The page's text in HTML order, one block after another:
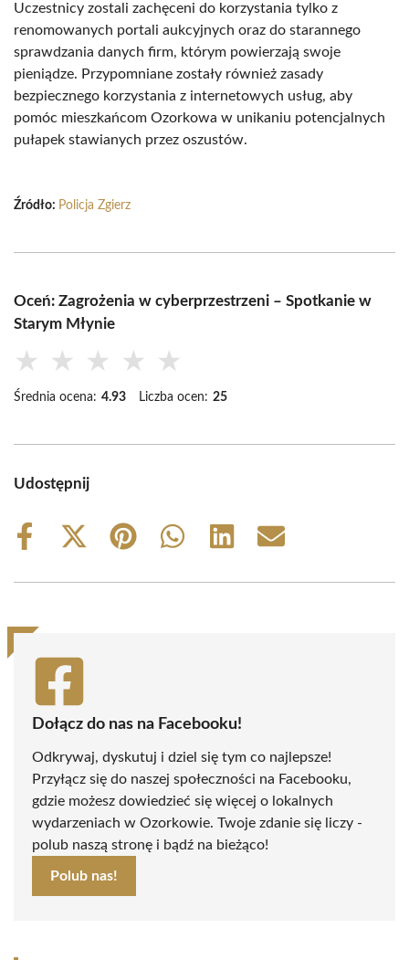
Uczestnicy zostali zachęceni do korzystania tylko z
renomowanych portali aukcyjnych oraz do starannego
sprawdzania danych firm, którym powierzają swoje
pieniądze. Przypomniane zostały również zasady
bezpiecznego korzystania z internetowych usług, aby
pomóc mieszkańcom Ozorkowa w unikaniu potencjalnych
pułapek stawianych przez oszustów.
Źródło: Policja Zgierz
Oceń: Zagrożenia w cyberprzestrzeni – Spotkanie w
Starym Młynie
★ ★ ★ ★ ★
Średnia ocena: 4.93 Liczba ocen: 25
Udostępnij
Share
Share
(Twitter)
Share
Share
Share
Share
Dołącz do nas na Facebooku!
Odkrywaj, dyskutuj i dziel się tym co najlepsze!
Przyłącz się do naszej społeczności na Facebooku,
gdzie możesz dowiedzieć się więcej o lokalnych
wydarzeniach w Ozorkowie. Twoje zdanie się liczy -
polub naszą stronę i bądź na bieżąco!
Polub nas!